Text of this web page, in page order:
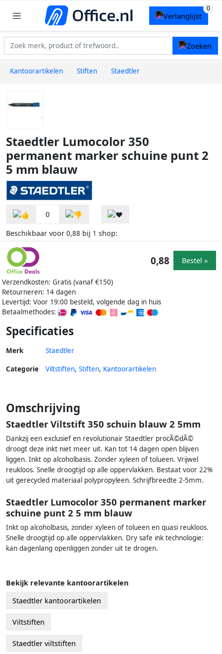
Kantoorartikelen Stiften Staedtler
Staedtler Lumocolor 350
permanent marker schuine punt 2
5 mm blauw
0
Beschikbaar voor 0,88 bij 1 shop:
Verzendkosten: Gratis (vanaf €150)
Retourneren: 14 dagen
Levertijd: Voor 19:00 besteld, volgende dag in huis
Betaalmethodes:
0,88 Bestel »
Specificaties
Merk Staedtler
Categorie Viltstiften, Stiften, Kantoorartikelen
Omschrijving
Staedtler Viltstift 350 schuin blauw 2 5mm
Dankzij een exclusief en revolutionair Staedtler procÃ©dÃ©
droogt deze inkt niet meer uit. Kan tot 14 dagen open blijven
liggen. Inkt op alcoholbasis. Zonder xyleen of tolueen. Vrijwel
reukloos. Snelle droogtijd op alle oppervlakken. Bestaat voor 22%
uit gerecycled materiaal polypropyleen. Schrijfbreedte 2-5mm.
Staedtler Lumocolor 350 permanent marker
schuine punt 2 5 mm blauw
Inkt op alcoholbasis, zonder xyleen of tolueen en quasi reukloos.
Snelle droogtijd op alle oppervlakken. Dry safe ink technologie:
kan dagenlang openliggen zonder uit te drogen.
Bekijk relevante kantoorartikelen
Staedtler kantoorartikelen
Viltstiften
Staedtler viltstiften